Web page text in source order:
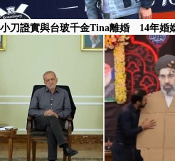
刀證實與台玻千金Tina離婚 14年婚